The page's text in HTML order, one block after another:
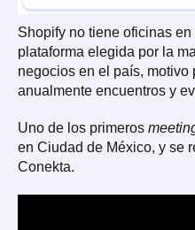
Shopify no tiene oficinas
plataforma elegida por la
negocios en el país, motivo
anualmente encuentros y
Uno de los primeros
en Ciudad de México, y se
Conekta.